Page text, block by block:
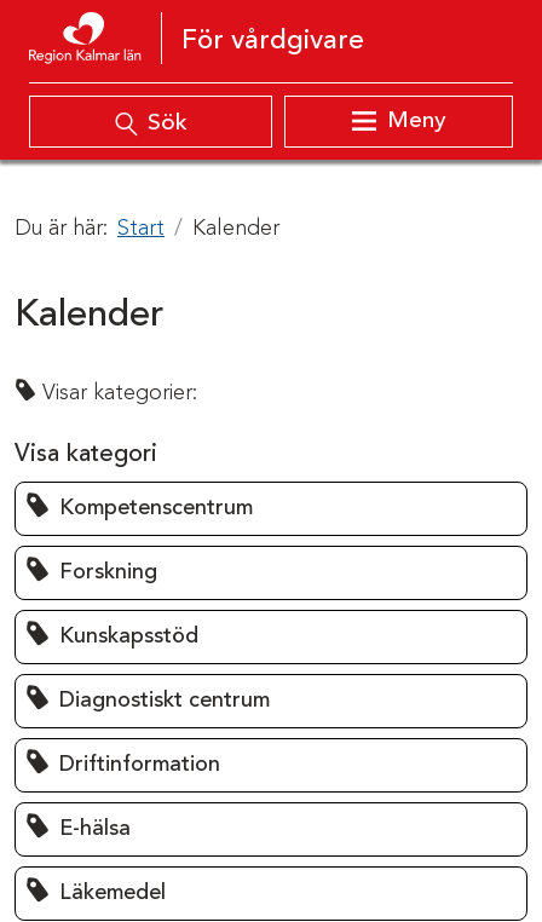
Hoppa till innehåll
För vårdgivare
Sök Meny
Du är här: Start Kalender
Kalender
Visar kategorier:
Visa kategori
Kompetenscentrum
Forskning
Kunskapsstöd
Diagnostiskt centrum
Driftinformation
E-hälsa
Läkemedel